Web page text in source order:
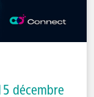
décembre